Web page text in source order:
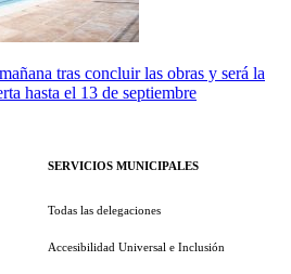
tras concluir las obras y será la
hasta el 13 de septiembre
SERVICIOS MUNICIPALES
Todas las delegaciones
Accesibilidad Universal e Inclusión